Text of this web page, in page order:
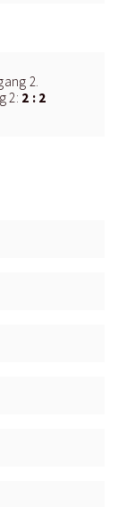
2.
2: 2 : 2